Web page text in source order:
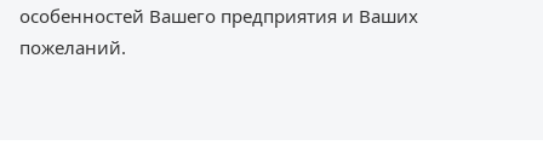
особенностей Вашего предприятия и Ваших
пожеланий.